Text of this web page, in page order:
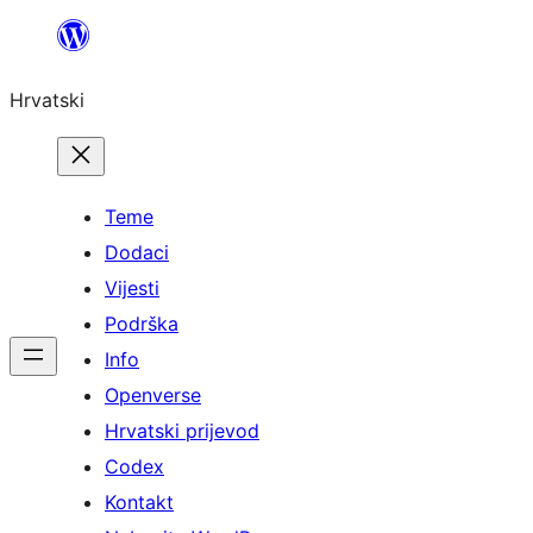
Skoči
sadržaja
Hrvatski
Teme
Dodaci
Vijesti
Podrška
Info
Openverse
Hrvatski prijevod
Codex
Kontakt